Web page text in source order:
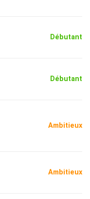
Débutant
Débutant
Ambitieux
Ambitieux